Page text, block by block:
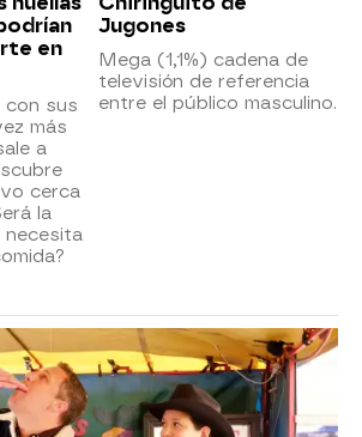
en
con sus
más
a
cerca
la
necesita
Jugones
Mega (1,1%) cadena de
televisión de referencia
entre el público masculino.